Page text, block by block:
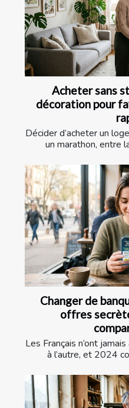
Acheter sans
décoration pour
Décider d’acheter un
un marathon, entre
Changer de
offres
Les Français n’ont
à l’autre, et 2024